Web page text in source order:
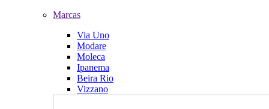
Marcas
Via Uno
Modare
Moleca
Ipanema
Beira Rio
Vizzano